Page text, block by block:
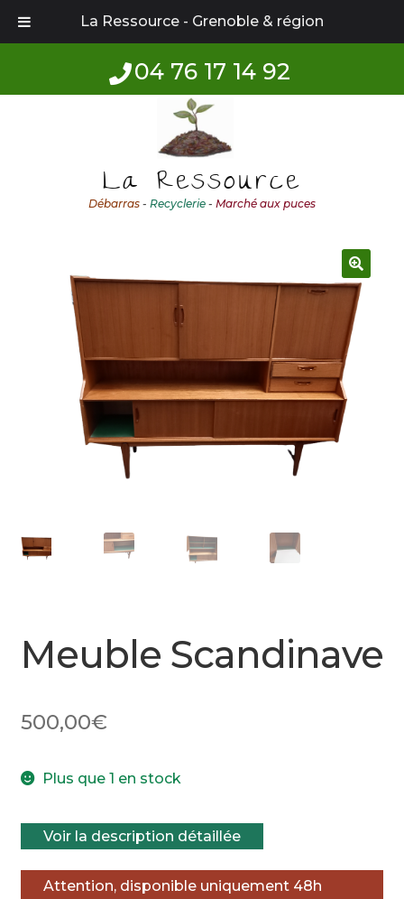
La Ressource - Grenoble & région
04 76 17 14 92
La Ressource
Débarras - Recyclerie - Marché aux puces
Meuble Scandinave
500,00€
Plus que 1 en stock
Voir la description détaillée
Attention, disponible uniquement 48h